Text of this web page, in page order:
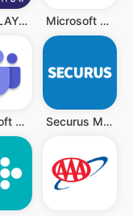
MISTPLAY: Spiele für Belohnung Microsoft Authenticator
Microsoft Teams Securus Mobile